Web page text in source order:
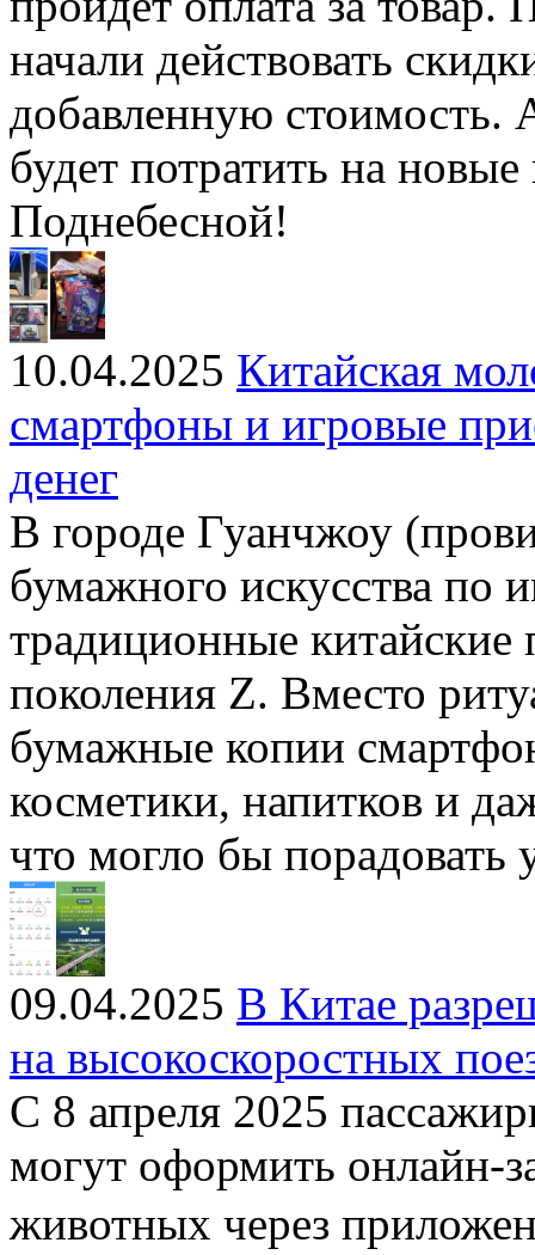
начали действовать
добавленную стоимость.
будет потратить на
Поднебесной!
10.04.2025 Китайская
смартфоны и игровые
денег
В городе Гуанчжоу
бумажного искусства по
традиционные
поколения Z. Вместо
бумажные копии
косметики, напитков и
что могло бы
09.04.2025 В Китае
на высокоскоростных
С 8 апреля 2025
могут оформить онлайн-
животных через